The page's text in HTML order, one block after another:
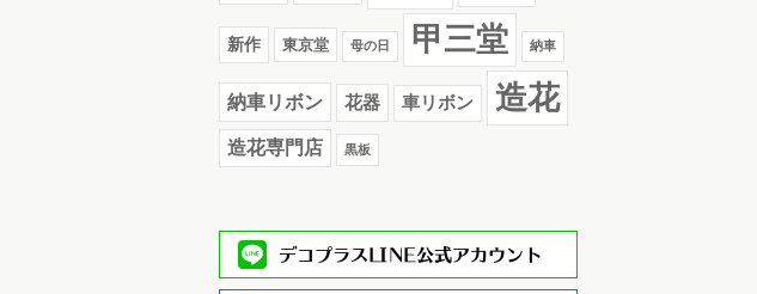
新作 東京堂 母の日 甲三堂 納車
納車リボン 花器 車リボン 造花
造花専門店 黒板